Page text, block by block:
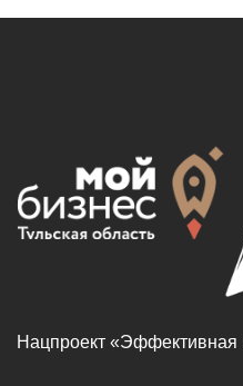
Нацпроект «Эффективная